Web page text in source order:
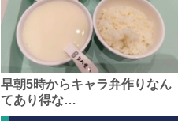
早朝5時からキャラ弁作りなん
てあり得な…